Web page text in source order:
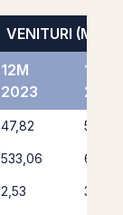
VENITURI (MIL.
12M
2023
12M
2024
47,82 59,43
533,06
2,53 3,20